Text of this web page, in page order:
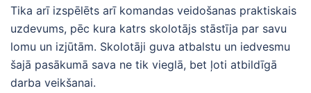
Tika arī izspēlēts arī komandas veidošanas praktiskais
uzdevums, pēc kura katrs skolotājs stāstīja par savu
lomu un izjūtām. Skolotāji guva atbalstu un iedvesmu
šajā pasākumā sava ne tik vieglā, bet ļoti atbildīgā
darba veikšanai.